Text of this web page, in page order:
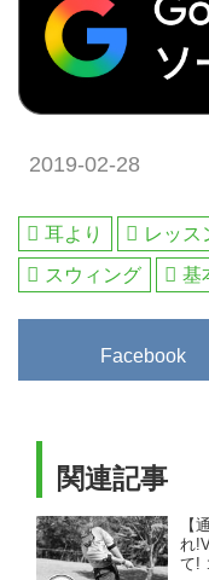
2019-02-28
耳より レッス
スウィング
基
Facebook
関連記事
【
れ!Vol.10 飛ば